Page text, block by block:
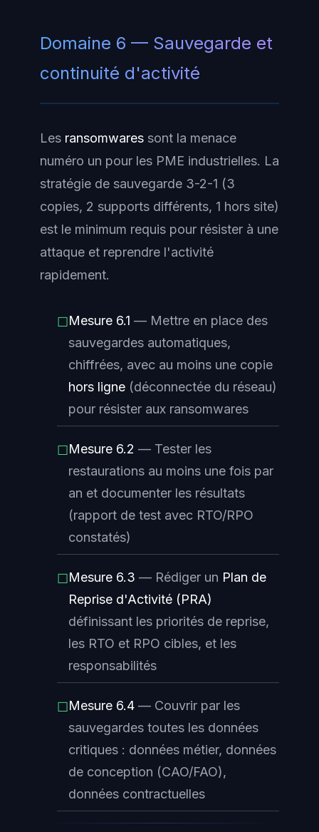
Domaine 6 — Sauvegarde et
continuité d'activité
Les ransomwares sont la menace
numéro un pour les PME industrielles. La
stratégie de sauvegarde 3-2-1 (3
copies, 2 supports différents, 1 hors site)
est le minimum requis pour résister à une
attaque et reprendre l'activité
rapidement.
☐Mesure 6.1 — Mettre en place des
sauvegardes automatiques,
chiffrées, avec au moins une copie
hors ligne (déconnectée du réseau)
pour résister aux ransomwares
☐Mesure 6.2 — Tester les
restaurations au moins une fois par
an et documenter les résultats
(rapport de test avec RTO/RPO
constatés)
☐Mesure 6.3 — Rédiger un Plan de
Reprise d'Activité (PRA)
définissant les priorités de reprise,
les RTO et RPO cibles, et les
responsabilités
☐Mesure 6.4 — Couvrir par les
sauvegardes toutes les données
critiques : données métier, données
de conception (CAO/FAO),
données contractuelles